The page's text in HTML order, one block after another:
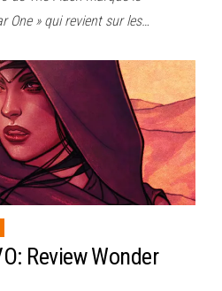
One » qui revient sur les…
Review Wonder